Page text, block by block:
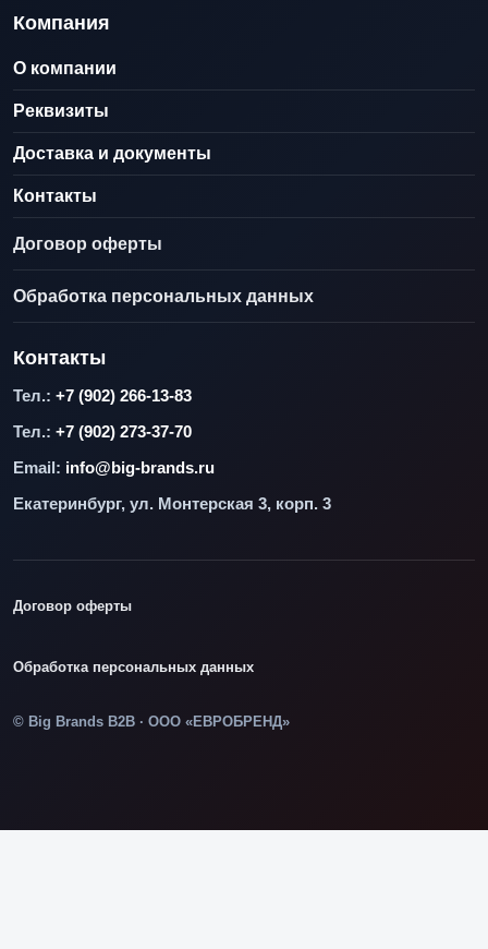
Компания
О компании
Реквизиты
Доставка и документы
Контакты
Договор оферты
Обработка персональных данных
Контакты
Тел.: +7 (902) 266-13-83
Тел.: +7 (902) 273-37-70
Email: info@big-brands.ru
Екатеринбург, ул. Монтерская 3, корп. 3
Договор оферты
Обработка персональных данных
© Big Brands B2B · ООО «ЕВРОБРЕНД»